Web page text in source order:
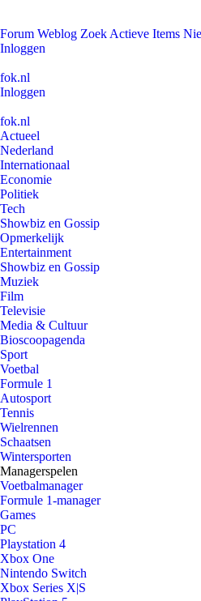
Forum Weblog Zoek Actieve Items
Inloggen
fok.nl
Inloggen
fok.nl
Actueel
Nederland
Internationaal
Economie
Politiek
Tech
Showbiz en Gossip
Opmerkelijk
Entertainment
Showbiz en Gossip
Muziek
Film
Televisie
Media & Cultuur
Bioscoopagenda
Sport
Voetbal
Formule 1
Autosport
Tennis
Wielrennen
Schaatsen
Wintersporten
Managerspelen
Voetbalmanager
Formule 1-manager
Games
PC
Playstation 4
Xbox One
Nintendo Switch
Xbox Series X|S